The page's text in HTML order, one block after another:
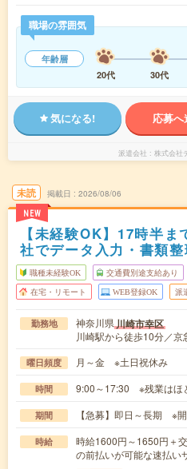
職場の雰囲気
年齢層
20代
30代
気になる! 応募へ
派遣会社 株式会社
未読
NEW
掲載日 2026/08/06
【未経験OK】17時半
社でデータ入力・書類
職種未経験OK 交通費別途支給あり
在宅・リモート WEB登録OK 派
勤務地 神奈川県川崎市幸区
川崎駅から徒歩10分／
曜日頻度 月～金 ※土日祝休み
時間 9:00～17:30 ※残業はほ
期間 【急募】即日～長期 ※
時給
時給1600円～1650円
の前払いが可能な速払い